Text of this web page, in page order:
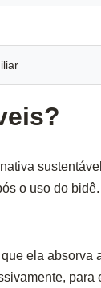
o uso do
ela absorva
para